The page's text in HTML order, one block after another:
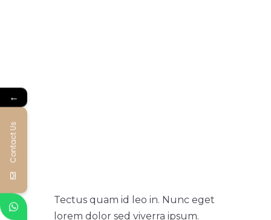
Tectus quam id leo in. Nunc eget
lorem dolor sed viverra ipsum.
←
Contact Us